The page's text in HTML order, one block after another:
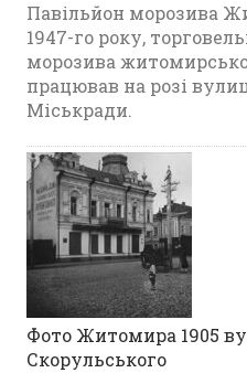
Павільйон морозива
1947-го року,
морозива
працював на розі
Міськради.
Фото Житомира 1905
Скорульського